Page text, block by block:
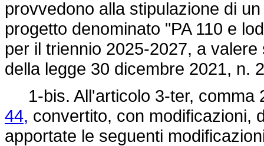
provvedono alla stipulazione di
progetto denominato "PA 110 e
per il triennio 2025-2027, a
della legge 30 dicembre 2021, n.
1-bis. All'articolo 3-ter, comma
44, convertito, con modificazioni,
apportate le seguenti